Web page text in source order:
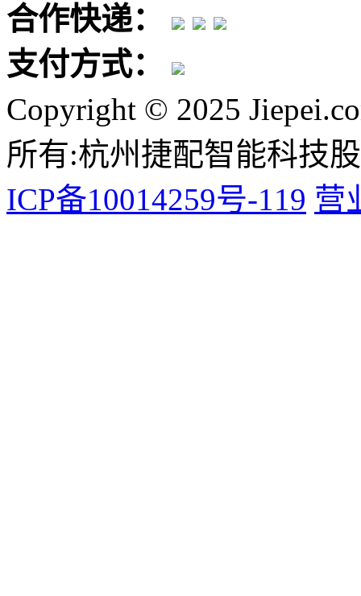
合作快递：
支付方式：
Copyright © 2025
所有:杭州捷配智能科技
ICP备10014259号-119 营